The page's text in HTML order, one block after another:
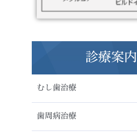
診療案内
むし歯治療
歯周病治療